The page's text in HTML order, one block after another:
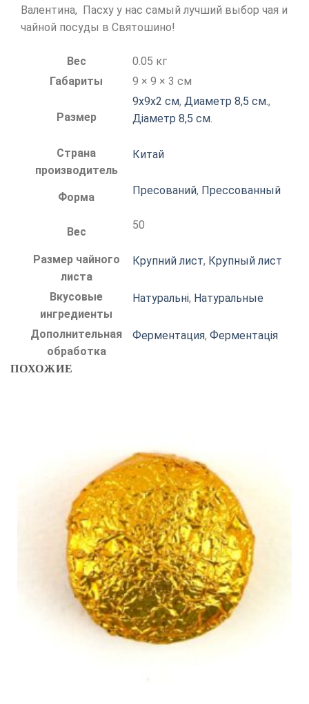
Валентина, Пасху у нас самый лучший выбор чая и
чайной посуды в Святошино!
Вес
0.05 кг
Габариты
9 × 9 × 3 см
Размер
9х9х2 см, Диаметр 8,5 см.,
Діаметр 8,5 см.
Страна
производитель
Китай
Форма
Пресований, Прессованный
Вес
50
Размер чайного
листа
Крупний лист, Крупный лист
Вкусовые
ингредиенты
Натуральні, Натуральные
Дополнительная
обработка
Ферментация, Ферментація
ПОХОЖИЕ